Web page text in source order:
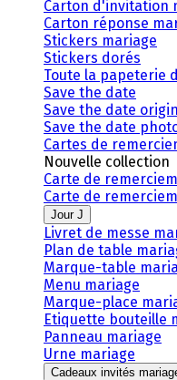
Carton d'invitation
Carton réponse
Stickers mariage
Stickers dorés
Toute la papeterie
Save the date
Save the date
Save the date
Cartes de
Nouvelle collection
Carte de
Carte de
Jour J
Livret de messe
Plan de table
Marque-table
Menu mariage
Marque-place
Etiquette bouteille
Panneau mariage
Urne mariage
Cadeaux invités